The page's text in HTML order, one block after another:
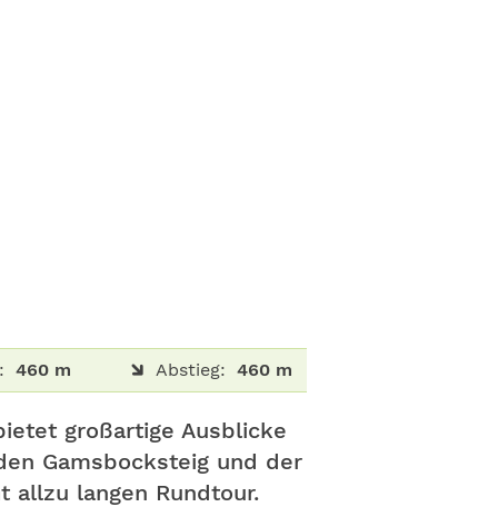
460 m Abstieg: 460 m
großartige Ausblicke
Gamsbocksteig und der
allzu langen Rundtour.